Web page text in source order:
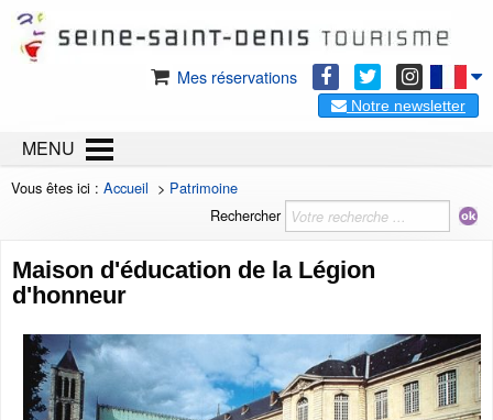
Mes réservations
Notre newsletter
MENU
Vous êtes ici : Accueil > Patrimoine
Rechercher
Maison d'éducation de la Légion
d'honneur